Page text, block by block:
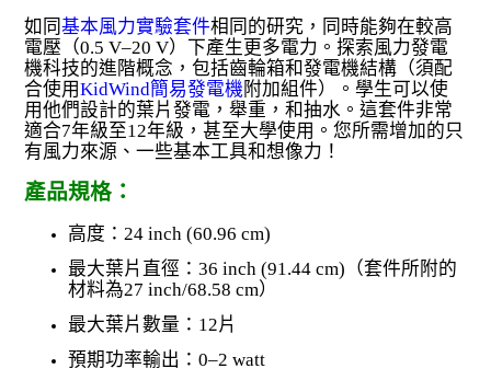
如同基本風力實驗套件相同的研究，同時能夠在較高
電壓（0.5 V–20 V）下產生更多電力。探索風力發電
機科技的進階概念，包括齒輪箱和發電機結構（須配
合使用KidWind簡易發電機 附加組件）。學生可以使
用他們設計的葉片發電，舉重，和抽水。這套件非常
適合7年級至12年級，甚至大學使用。您所需增加的只
有風力來源、一些基本工具和想像力！
產品規格：
高度：24 inch (60.96 cm)
最大葉片直徑：36 inch (91.44 cm)（套件所附的
材料為27 inch/68.58 cm）
最大葉片數量：12片
預期功率輸出：0–2 watt